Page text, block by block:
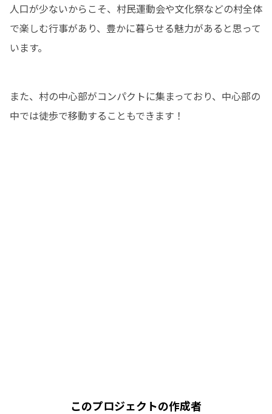
主人髙では、学びの機会や地域との接
点、同年代の仲間とのつながりを通じ
て、皆さんが実現したいことを形にし
動し、仲間や地域の人と協力しながら
挑戦したい方に参加していただきたい
と考えています。
2026年8月9日開催
人口が少ないからこそ、村民運動会や文化祭などの村全体
で楽しむ行事があり、豊かに暮らせる魅力があると思って
います。
また、村の中心部がコンパクトに集まっており、中心部の
中では徒歩で移動することもできます！
このプロジェクトの作成者